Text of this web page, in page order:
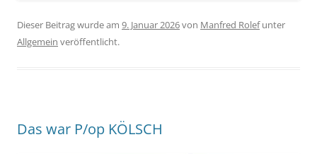
Dieser Beitrag wurde am 9. Januar 2026von Manfred Rolefunter
Allgemein veröffentlicht.
Das war P/op KÖLSCH